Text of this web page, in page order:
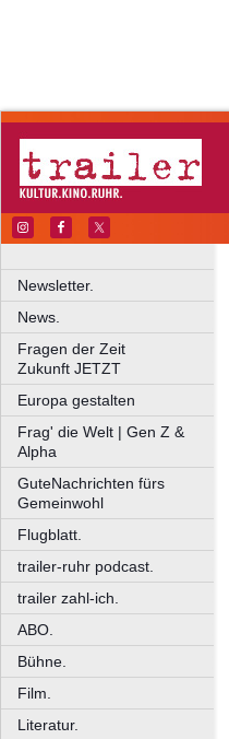
Newsletter.
News.
Fragen der Zeit
Zukunft JETZT
Europa gestalten
Frag' die Welt | Gen Z &
Alpha
GuteNachrichten fürs
Gemeinwohl
Flugblatt.
trailer-ruhr podcast.
trailer zahl-ich.
ABO.
Bühne.
Film.
Literatur.